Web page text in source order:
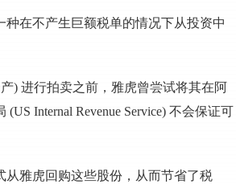
在不产生巨额税单的情况下从投资中
) 进行拍卖之前，雅虎曾尝试将其在阿
Internal Revenue Service) 不会保证可
雅虎回购这些股份，从而节省了税